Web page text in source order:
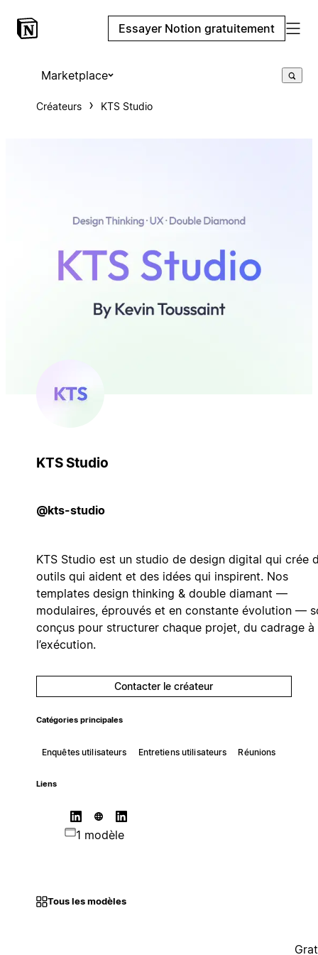
Essayer Notion gratuitement
Marketplace
Créateurs KTS Studio
KTS Studio
@kts-studio
KTS Studio est un studio de design digital qui crée
outils qui aident et des idées qui inspirent. Nos
templates design thinking & double diamant —
modulaires, éprouvés et en constante évolution —
conçus pour structurer chaque projet, du cadrage à
l’exécution.
Contacter le créateur
Catégories principales
Enquêtes utilisateurs Entretiens utilisateurs Réunions
Liens
1 modèle
Tous les modèles